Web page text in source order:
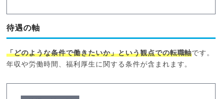
待遇の軸
「どのような条件で働きたいか」という観点での転職軸です。
年収や労働時間、福利厚生に関する条件が含まれます。